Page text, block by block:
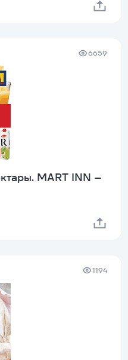
6659
MART INN –
1194